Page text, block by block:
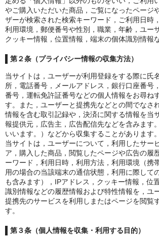
やご購入いただいた商品，ご覧になったページ
ザーが検索された検索キーワード，ご利用日時
利用環境，郵便番号や性別，職業，年齢，ユー
クッキー情報，位置情報，端末の個体識別情報
第２条（プライバシー情報の収集方法）
当サイトは，ユーザーが利用登録をする際に氏
所，電話番号，メールアドレス，銀行口座番号
番号，運転免許証番号などの個人情報をお尋ね
す。また，ユーザーと提携先などとの間でなさ
情報を含む取引記録や，決済に関する情報を当
報提供元，広告主，広告配信先などを含みます
いいます。）などから収集することがあります。
当サイトは，ユーザーについて，利用したサー
ア，購入した商品，閲覧したページや広告の履
ーワード，利用日時，利用方法，利用環境（携
用の場合の当該端末の通信状態，利用に際して
も含みます），IPアドレス，クッキー情報，位
識別情報などの履歴情報および特性情報を，ユ
提携先のサービスを利用しまたはページを閲覧
す。
第３条（個人情報を収集・利用する目的）